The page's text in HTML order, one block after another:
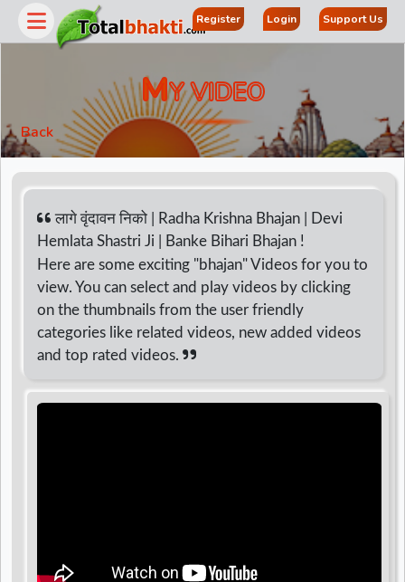
Register Login Support Us
MY VIDEO
Back
लागे वृंदावन निको | Radha Krishna Bhajan | Devi
Hemlata Shastri Ji | Banke Bihari Bhajan !
Here are some exciting "bhajan" Videos for you to
view. You can select and play videos by clicking
on the thumbnails from the user friendly
categories like related videos, new added videos
and top rated videos.